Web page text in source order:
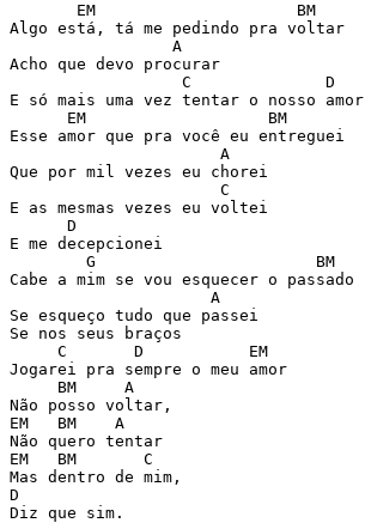
       EM                     BM
Algo está, tá me pedindo pra voltar
                 A
Acho que devo procurar
                  C              D
E só mais uma vez tentar o nosso amor
      EM                   BM
Esse amor que pra você eu entreguei
                      A
Que por mil vezes eu chorei
                      C
E as mesmas vezes eu voltei
      D
E me decepcionei
        G                       BM
Cabe a mim se vou esquecer o passado
                     A
Se esqueço tudo que passei
Se nos seus braços
     C       D           EM
Jogarei pra sempre o meu amor
     BM     A
Não posso voltar,
EM   BM    A
Não quero tentar
EM   BM       C
Mas dentro de mim,
D
Diz que sim.